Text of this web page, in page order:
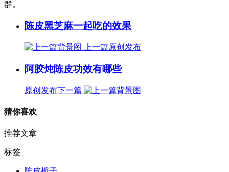
群。
陈皮黑芝麻一起吃的效果
上一篇原创发布
阿胶炖陈皮功效有哪些
原创发布下一篇
猜你喜欢
推荐文章
标签